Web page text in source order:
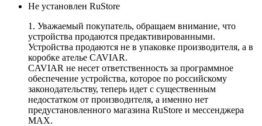
Не установлен RuStore
1. Уважаемый покупатель, обращаем внимание, что
устройства продаются предактивированными.
Устройства продаются не в упаковке производителя, а в
коробке ателье CAVIAR.
CAVIAR не несет ответственность за программное
обеспечение устройства, которое по российскому
законодательству, теперь идет с существенным
недостатком от производителя, а именно нет
предустановленного магазина RuStore и мессенджера
MAX.